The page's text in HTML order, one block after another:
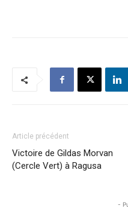
Article précédent
Victoire de Gildas Morvan
(Cercle Vert) à Ragusa
-